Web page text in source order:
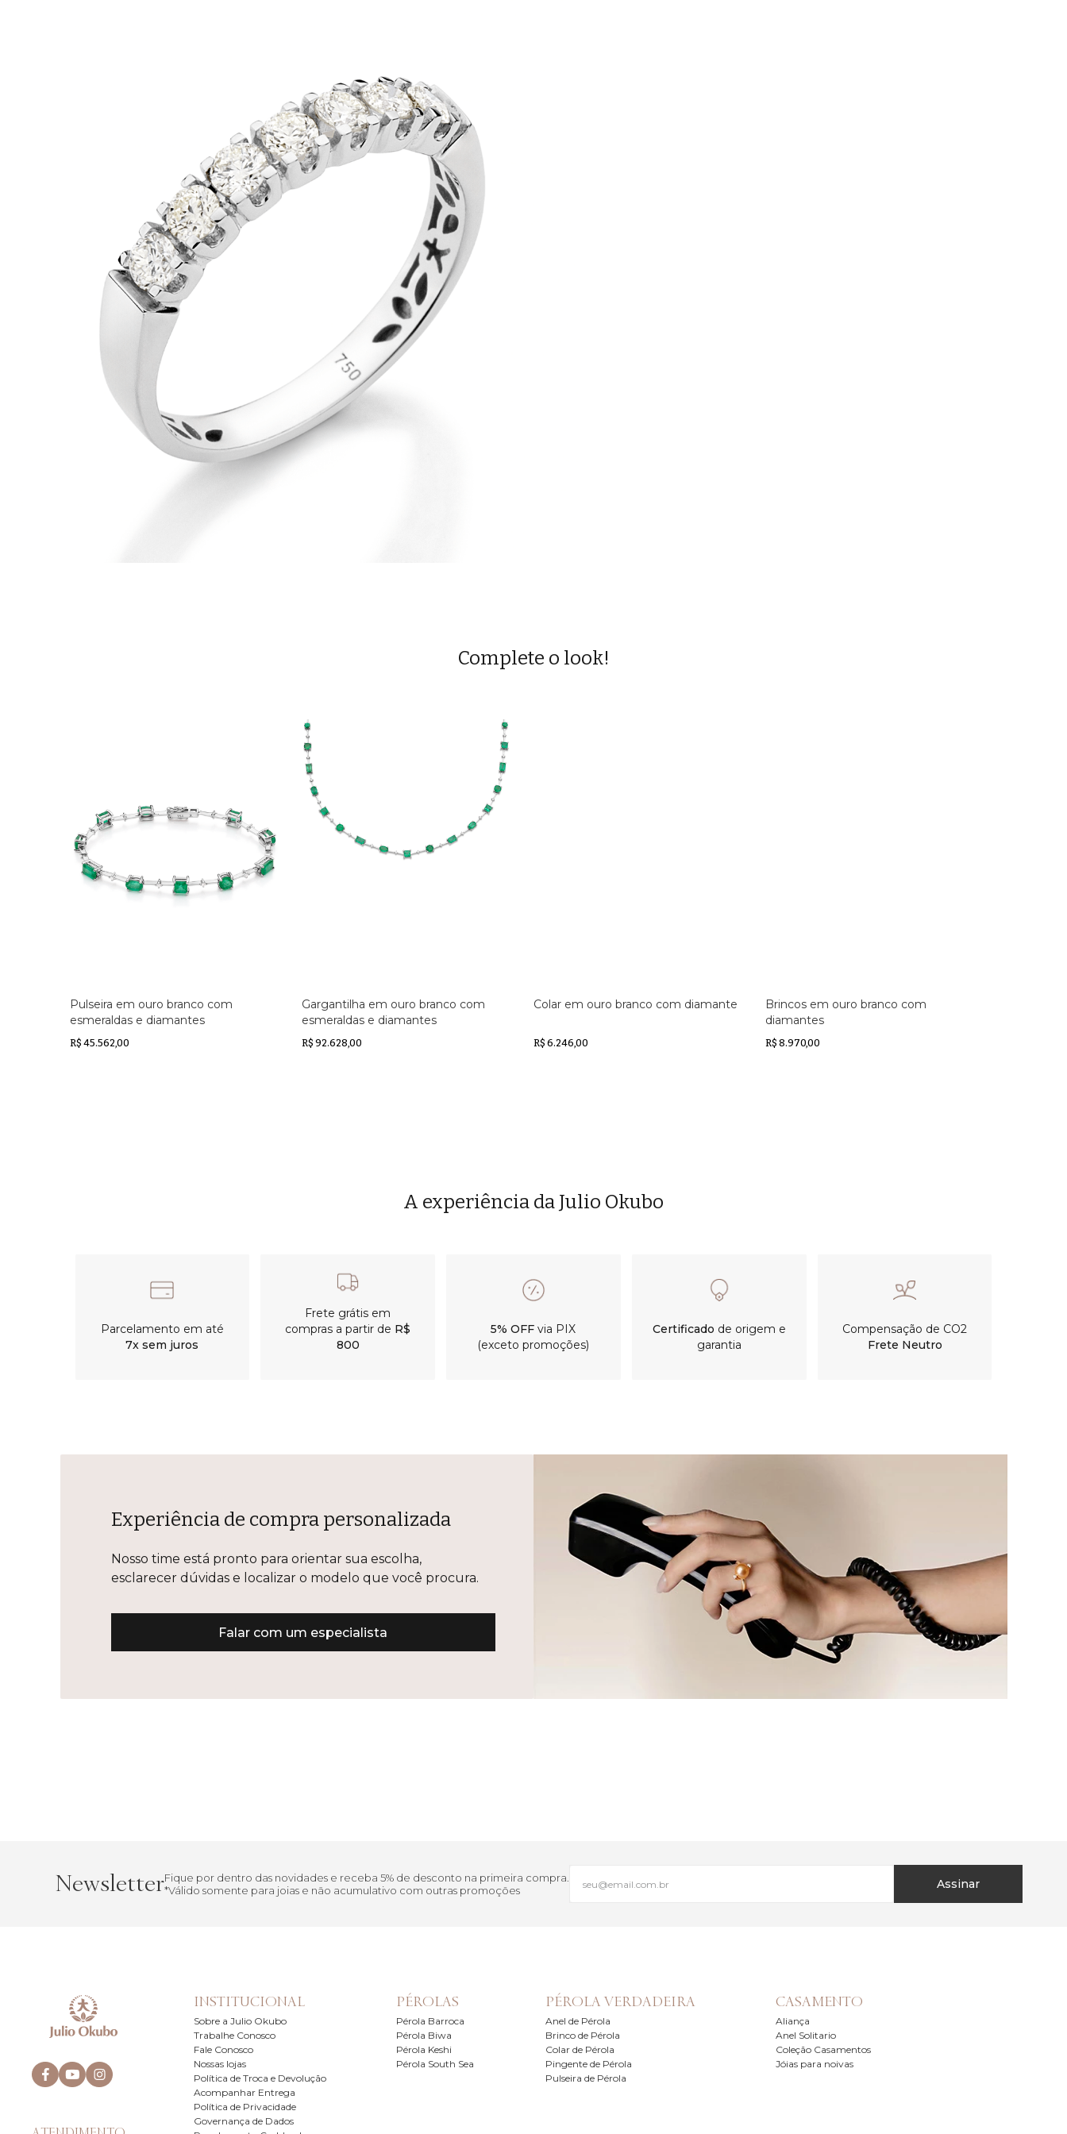
Complete o look!
Pulseira em ouro branco com
esmeraldas e diamantes
R$ 45.562,00
Gargantilha em ouro branco com
esmeraldas e diamantes
R$ 92.628,00
Colar em ouro branco com diamante
R$ 6.246,00
Brincos em ouro branco com
diamantes
R$ 8.970,00
A experiência da Julio Okubo
Parcelamento em até
7x sem juros
Frete grátis em
compras a partir de R$
800
5% OFF via PIX
(exceto promoções)
Certificado de origem e
garantia
Compensação de CO2
Frete Neutro
Experiência de compra personalizada
Nosso time está pronto para orientar sua escolha,
esclarecer dúvidas e localizar o modelo que você procura.
Falar com um especialista
NewsletterFique por dentro das novidades e receba 5% de desconto na primeira compra.
*Válido somente para joias e não acumulativo com outras promoções
Assinar
INSTITUCIONAL
Sobre a Julio Okubo
Trabalhe Conosco
Fale Conosco
Nossas lojas
Política de Troca e Devolução
Acompanhar Entrega
Política de Privacidade
Governança de Dados
PÉROLAS
Pérola Barroca
Pérola Biwa
Pérola Keshi
Pérola South Sea
PÉROLA VERDADEIRA
Anel de Pérola
Brinco de Pérola
Colar de Pérola
Pingente de Pérola
Pulseira de Pérola
CASAMENTO
Aliança
Anel Solitario
Coleção Casamentos
Jóias para noivas